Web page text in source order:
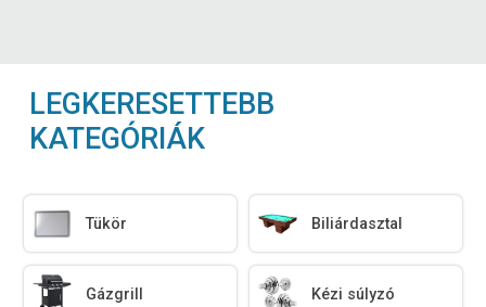
LEGKERESETTEBB
KATEGÓRIÁK
Tükör Biliárdasztal
Gázgrill Kézi súlyzó